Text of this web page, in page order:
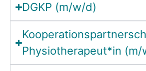
DGKP (m/w/d)
Physiotherapeut*in (m/